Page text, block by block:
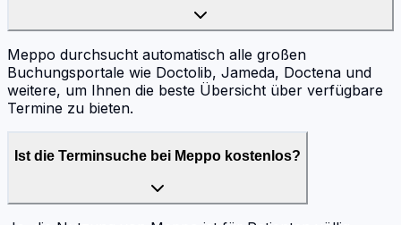
Meppo durchsucht automatisch alle großen
Buchungsportale wie Doctolib, Jameda, Doctena und
weitere, um Ihnen die beste Übersicht über verfügbare
Termine zu bieten.
Ist die Terminsuche bei Meppo kostenlos?